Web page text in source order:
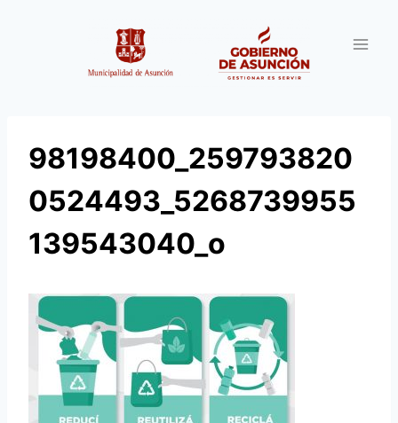
98198400_259793820
0524493_5268739955
139543040_o